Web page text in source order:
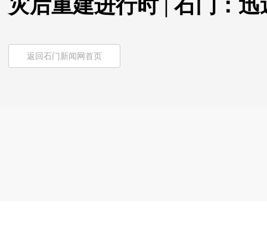
灾后重建进行时 | 石门：
返回石门新闻网首页